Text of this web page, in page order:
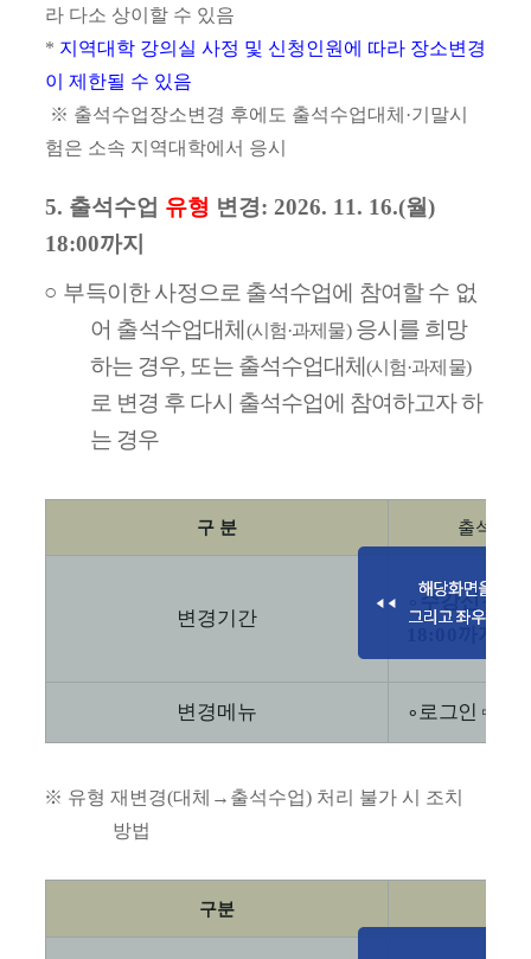
라 다소 상이할 수 있음
* 지역대학 강의실 사정 및 신청인원에 따라 장소변경
이 제한될 수 있음
※ 출석수업장소변경 후에도 출석수업대체 ·기말시
험은 소속 지역대학에서 응시
5. 출석수업 유형 변경: 2026. 11. 16.(월)
18:00까지
○ 부득이한 사정으로 출석수업에 참여할 수 없
어 출석수업대체(시험·과제물) 응시를 희망
하는 경우, 또는 출석수업대체(시험·과제물)
로 변경 후 다시 출석수업에 참여하고자 하
는 경우
구 분 출석수업
변경기간
수강신청
변경메뉴 ∘로그인 ➩
※ 유형 재변경(대체 → 출석수업) 처리 불가 시 조치
방법
구분